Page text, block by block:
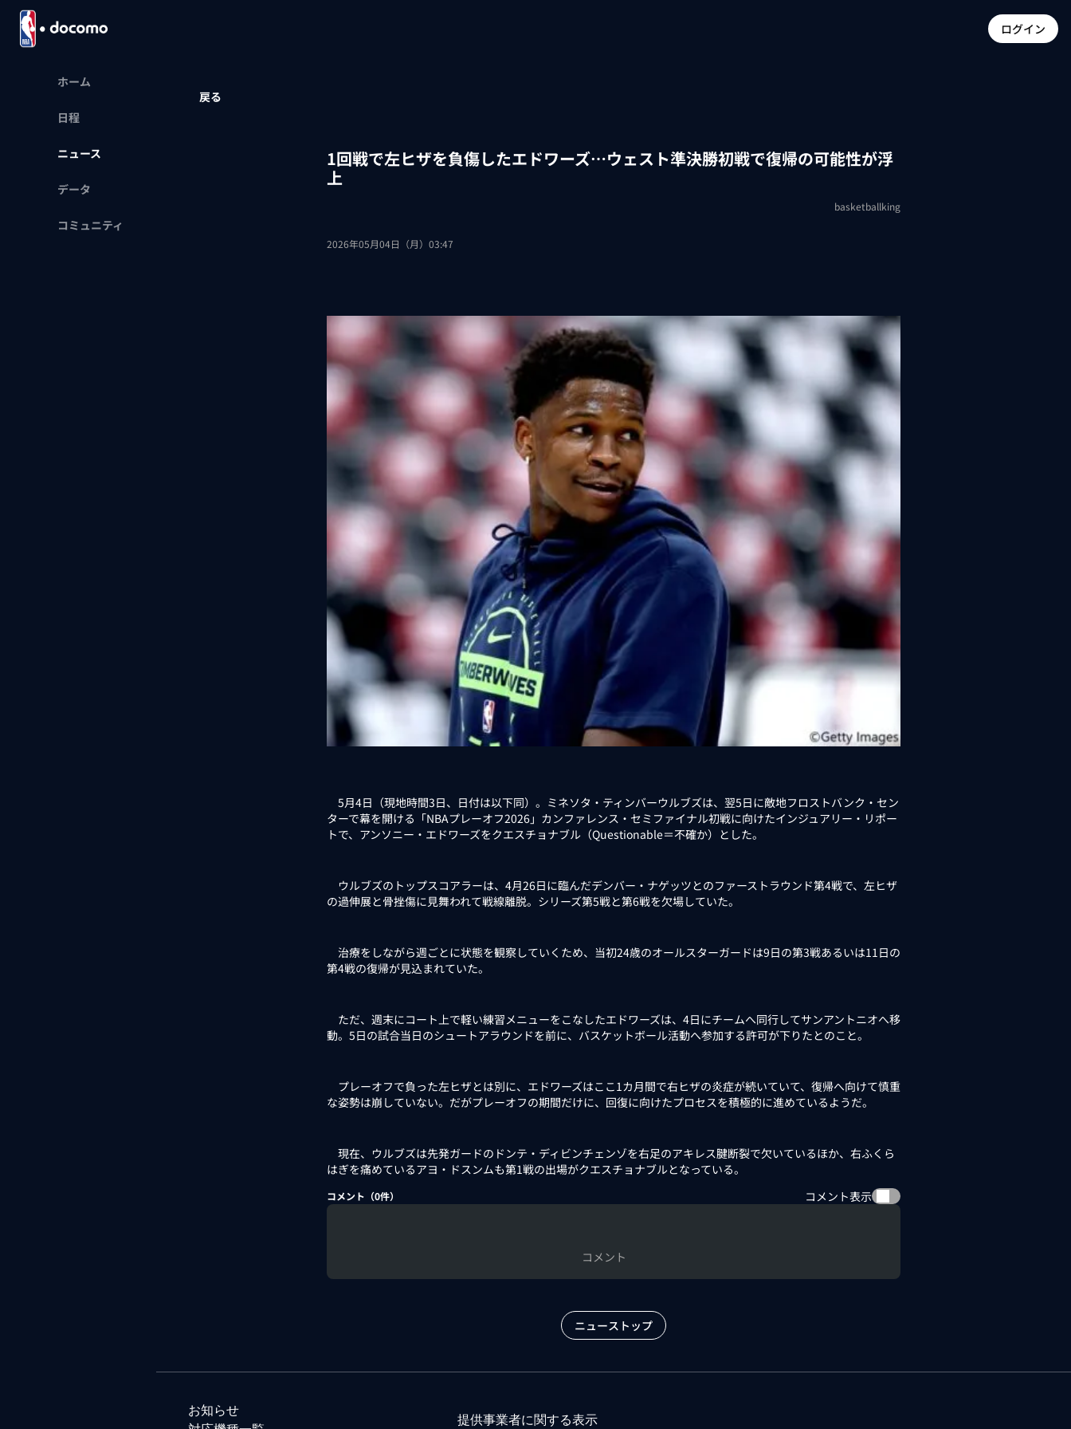
ログイン
ホーム
日程
ニュース
データ
コミュニティ
戻る
1回戦で左ヒザを負傷したエドワーズ…ウェスト準決勝初戦で復帰の可能性が浮
上
basketballking
2026年05月04日（月）03:47
5月4日（現地時間3日、日付は以下同）。ミネソタ・ティンバーウルブズは、翌5日に敵地フロストバンク・セン
ターで幕を開ける「NBAプレーオフ2026」カンファレンス・セミファイナル初戦に向けたインジュアリー・リポー
トで、アンソニー・エドワーズをクエスチョナブル（Questionable＝不確か）とした。
ウルブズのトップスコアラーは、4月26日に臨んだデンバー・ナゲッツとのファーストラウンド第4戦で、左ヒザ
の過伸展と骨挫傷に見舞われて戦線離脱。シリーズ第5戦と第6戦を欠場していた。
治療をしながら週ごとに状態を観察していくため、当初24歳のオールスターガードは9日の第3戦あるいは11日の
第4戦の復帰が見込まれていた。
ただ、週末にコート上で軽い練習メニューをこなしたエドワーズは、4日にチームへ同行してサンアントニオへ移
動。5日の試合当日のシュートアラウンドを前に、バスケットボール活動へ参加する許可が下りたとのこと。
プレーオフで負った左ヒザとは別に、エドワーズはここ1カ月間で右ヒザの炎症が続いていて、復帰へ向けて慎重
な姿勢は崩していない。だがプレーオフの期間だけに、回復に向けたプロセスを積極的に進めているようだ。
現在、ウルブズは先発ガードのドンテ・ディビンチェンゾを右足のアキレス腱断裂で欠いているほか、右ふくら
はぎを痛めているアヨ・ドスンムも第1戦の出場がクエスチョナブルとなっている。
コメント（0件） コメント表示
コメント
ニューストップ
お知らせ
提供事業者に関する表示